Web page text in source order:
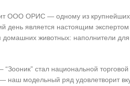
ООО ОРИС — одному из крупнейших
день является настоящим
домашних животных: наполнители
“Зооник” стал национальной
наш модельный ряд удовлетворит